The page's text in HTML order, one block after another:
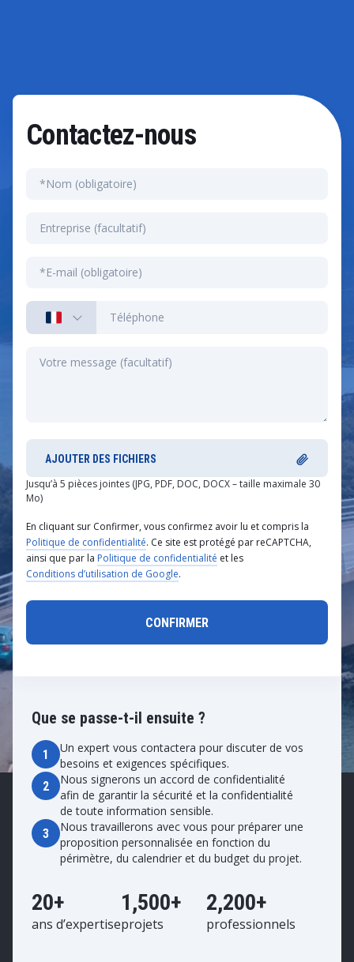
Que se passe-t-il ensuite ?
1
Un expert vous contactera pour discuter de vos
besoins et exigences spécifiques.
2
Nous signerons un accord de confidentialité
afin de garantir la sécurité et la confidentialité
de toute information sensible.
3
Nous travaillerons avec vous pour préparer une
proposition personnalisée en fonction du
périmètre, du calendrier et du budget du projet.
20+
ans d’expertise
1,500+
projets
2,200+
professionnels
Contactez-nous
AJOUTER DES FICHIERS
Jusqu’à 5 pièces jointes (JPG, PDF, DOC, DOCX – taille maximale 30
Mo)
En cliquant sur Confirmer, vous confirmez avoir lu et compris la
Politique de confidentialité. Ce site est protégé par reCAPTCHA,
ainsi que par la Politique de confidentialité et les
Conditions d’utilisation de Google.